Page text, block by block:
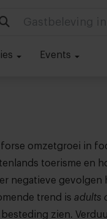
Gastbeleving
Events
forse omzetgroei in
toerisme en
negatieve
trend is adults
zien.